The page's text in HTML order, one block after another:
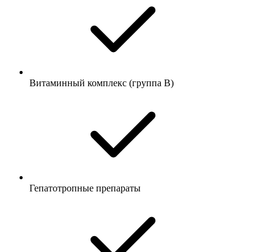
Витаминный комплекс (группа B)
Гепатотропные препараты